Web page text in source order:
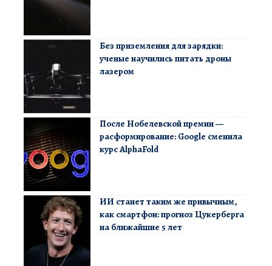
Без приземления для зарядки:
ученые научились питать дроны
лазером
После Нобелевской премии —
расформирование: Google сменила
курс AlphaFold
ИИ станет таким же привычным,
как смартфон: прогноз Цукерберга
на ближайшие 5 лет